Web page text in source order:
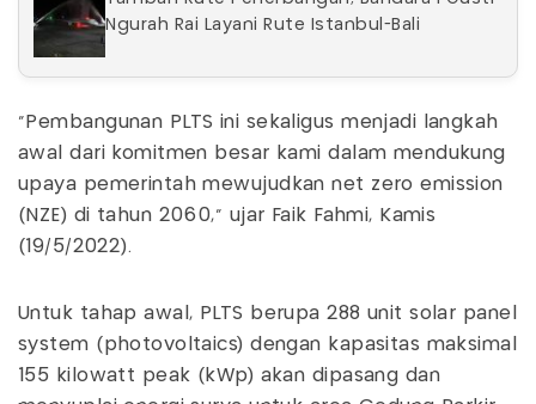
Ngurah Rai Layani Rute Istanbul-Bali
“Pembangunan PLTS ini sekaligus menjadi langkah
awal dari komitmen besar kami dalam mendukung
upaya pemerintah mewujudkan net zero emission
(NZE) di tahun 2060,” ujar Faik Fahmi, Kamis
(19/5/2022).
Untuk tahap awal, PLTS berupa 288 unit solar panel
system (photovoltaics) dengan kapasitas maksimal
155 kilowatt peak (kWp) akan dipasang dan